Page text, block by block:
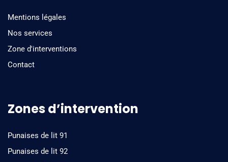
Mentions légales
Nos services
Zone d'interventions
Contact
Zones d’intervention
Punaises de lit 91
Punaises de lit 92